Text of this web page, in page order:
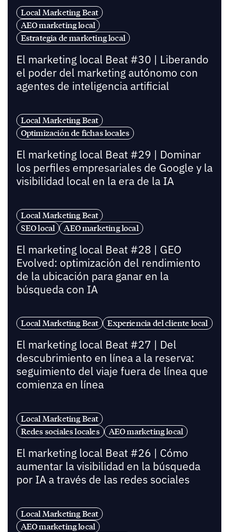
Local Marketing Beat
AEO marketing local
Estrategia de marketing local
El marketing local Beat #30 | Liberando
el poder del marketing autónomo con
agentes de inteligencia artificial
Local Marketing Beat
Optimización de fichas locales
El marketing local Beat #29 | Dominar
los perfiles empresariales de Google y la
visibilidad local en la era de la IA
Local Marketing Beat
SEO local
AEO marketing local
El marketing local Beat #28 | GEO
Evolved: optimización del rendimiento
de la ubicación para ganar en la
búsqueda con IA
Local Marketing Beat Experiencia del cliente local
El marketing local Beat #27 | Del
descubrimiento en línea a la reserva:
seguimiento del viaje fuera de línea que
comienza en línea
Local Marketing Beat
Redes sociales locales
AEO marketing local
El marketing local Beat #26 | Cómo
aumentar la visibilidad en la búsqueda
por IA a través de las redes sociales
Local Marketing Beat
AEO marketing local